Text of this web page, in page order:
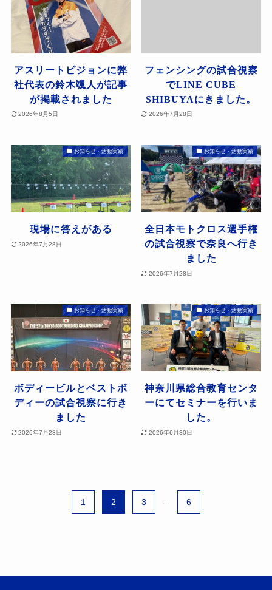
アスリートビジョンに弊
社代表の鈴木颯人が記事
が掲載されました
2026年8月5日
フェンシングの試合視察
でLINE CUBE
SHIBUYAにきました。
2026年7月28日
お知らせ・活動実績
現場に答えがある
2026年7月28日
お知らせ・活動実績
全日本モトクロス選手権
の試合視察で奈良へ行き
ました
2026年7月28日
お知らせ・活動実績
ボディービルとベストボ
ディーの試合視察に行き
ました
2026年7月28日
お知らせ・活動実績
神奈川県総合教育センタ
ーにてセミナーを行いま
した。
2026年6月30日
1 2 3 ... 6